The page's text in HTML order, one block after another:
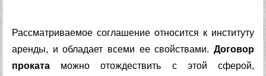
Рассматриваемое соглашение относится к институту
аренды, и обладает всеми ее свойствами. Договор
проката можно отождествить с этой сферой,